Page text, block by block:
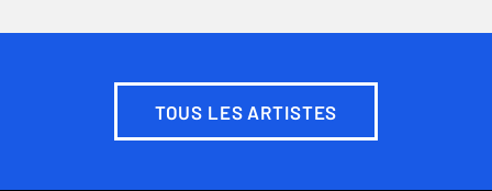
TOUS LES ARTISTES